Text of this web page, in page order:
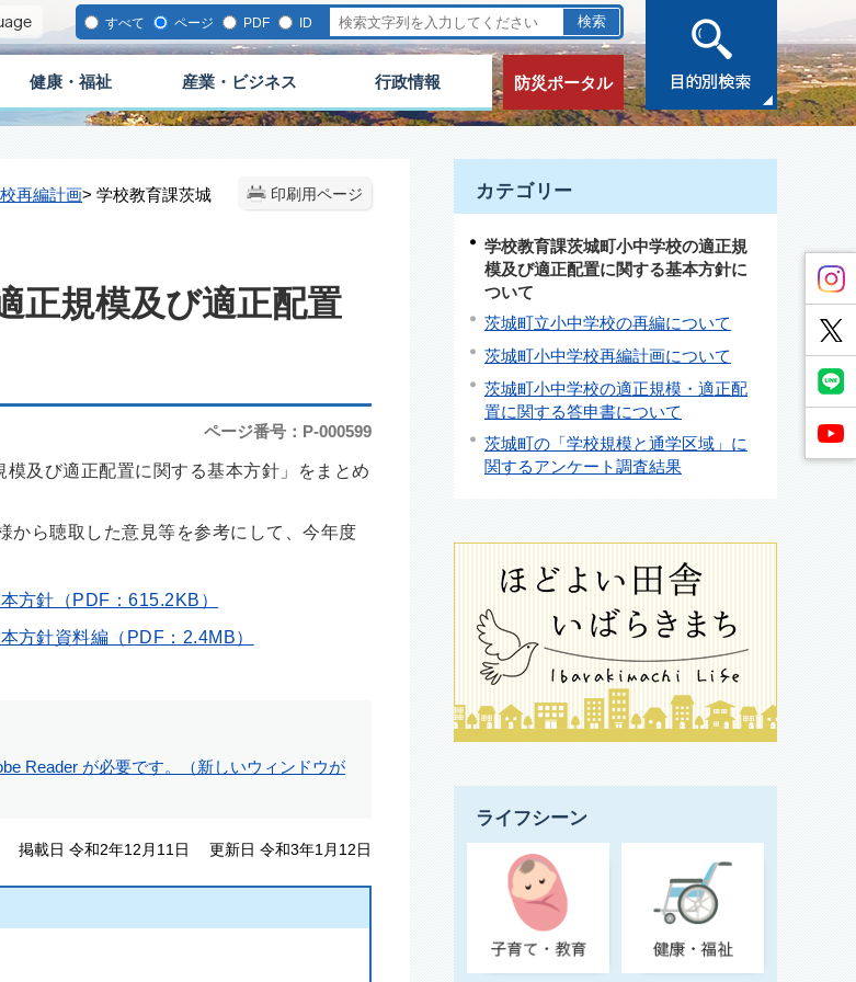
すべて ページ PDF ID
健康・福祉 産業・ビジネス 行政情報 防災ポータル
印刷用ページ
再編計画> 学校教育課茨城
正規模及び適正配置
ページ番号：P-000599
及び適正配置に関する基本方針」をまとめ
ら聴取した意見等を参考にして、今年度
方針（PDF：615.2KB）
方針資料編（PDF：2.4MB）
Reader が必要です。（新しいウィンドウが
掲載日 令和2年12月11日 更新日 令和3年1月12日
カテゴリー
学校教育課茨城町小中学校の適正規
模及び適正配置に関する基本方針に
ついて
茨城町立小中学校の再編について
茨城町小中学校再編計画について
茨城町小中学校の適正規模・適正配
置に関する答申書について
茨城町の「学校規模と通学区域」に
関するアンケート調査結果
ライフシーン